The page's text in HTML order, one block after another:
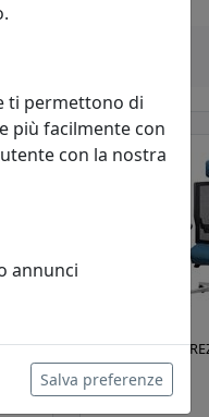
POLTRONA
AD001
Viciani
ti permettono di
più facilmente con
con la nostra
annunci
Salva preferenze